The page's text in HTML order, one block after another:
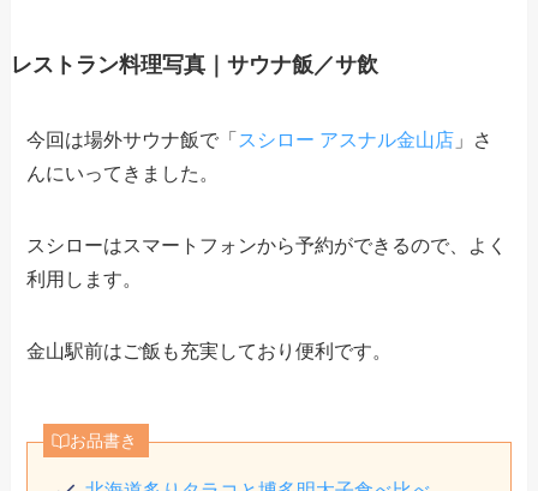
レストラン料理写真｜サウナ飯／サ飲
今回は場外サウナ飯で「 スシロー アスナル金山店 」さ
んにいってきました。
スシローはスマートフォンから予約ができるので、よく
利用します。
金山駅前はご飯も充実しており便利です。
お品書き